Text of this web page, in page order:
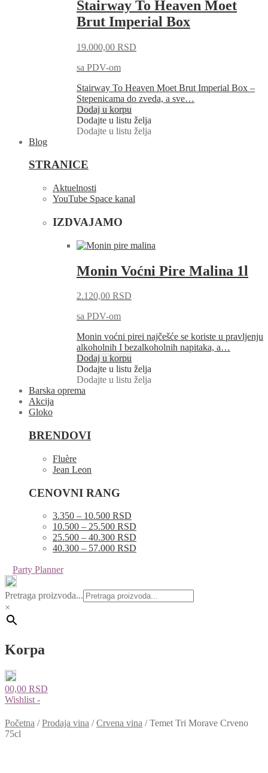
Stairway To Heaven Moet
Brut Imperial Box
19.000,00 RSD
sa PDV-om
Stairway To Heaven Moet Brut Imperial Box –
Stepenicama do zveda, a sve…
Dodaj u korpu
Dodajte u listu želja
Dodajte u listu želja
Blog
STRANICE
Aktuelnosti
YouTube Space kanal
IZDVAJAMO
Monin Voćni Pire Malina 1l
2.120,00 RSD
sa PDV-om
Monin voćni pirei najčešće se koriste u pravljenju
alkoholnih I bezalkoholnih napitaka, a…
Dodaj u korpu
Dodajte u listu želja
Dodajte u listu želja
Barska oprema
Akcija
Gloko
BRENDOVI
Fluère
Jean Leon
CENOVNI RANG
3.350 – 10.500 RSD
10.500 – 25.500 RSD
25.500 – 40.300 RSD
40.300 – 57.000 RSD
Party Planner
Pretraga proizvoda...
×
Korpa
00,00 RSD
Wishlist -
Početna /Prodaja vina /Crvena vina /Temet Tri Morave Crveno
75cl